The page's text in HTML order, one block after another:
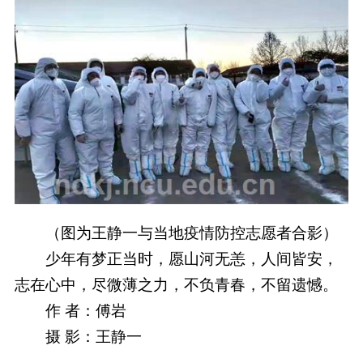
（图为王静一与当地疫情防控志愿者合影）
少年有梦正当时，愿山河无恙，人间皆安，
志在心中，尽微薄之力，不负青春，不留遗憾。
作 者：傅岩
摄 影：王静一